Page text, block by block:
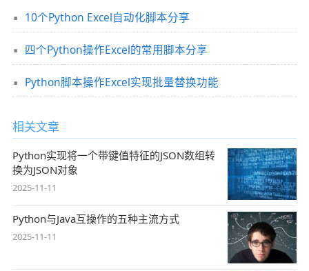
10个Python Excel自动化脚本分享
四个Python操作Excel的常用脚本分享
Python脚本操作Excel实现批量替换功能
相关文章
Python实现将一个带键值特征的JSON数组转
换为JSON对象
2025-11-11
Python与Java互操作的五种主流方式
2025-11-11